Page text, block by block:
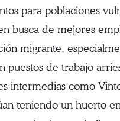
para poblaciones
busca de mejores
migrante,
puestos de trabajo
intermedias como
teniendo un huerto